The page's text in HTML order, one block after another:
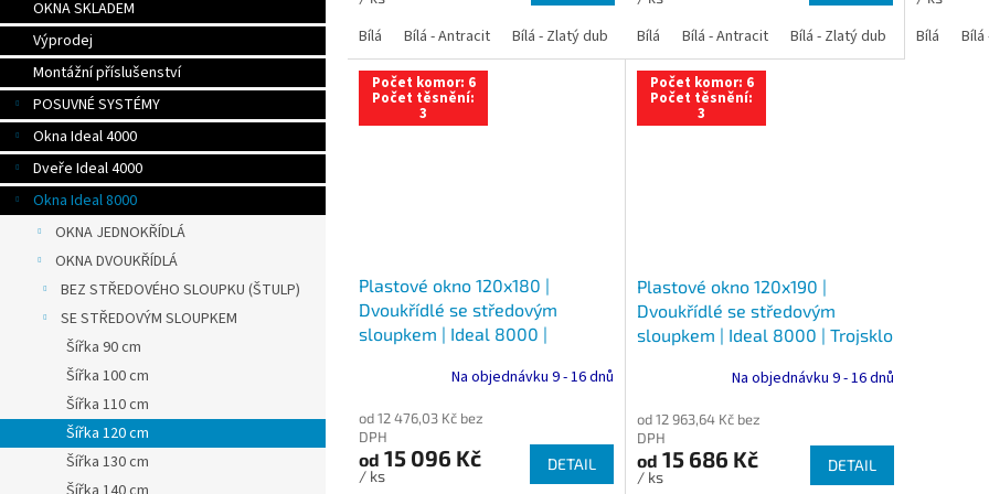
OKNA SKLADEM
Výprodej
Montážní příslušenství
POSUVNÉ SYSTÉMY
Okna Ideal 4000
Dveře Ideal 4000
Okna Ideal 8000
OKNA JEDNOKŘÍDLÁ
OKNA DVOUKŘÍDLÁ
BEZ STŘEDOVÉHO SLOUPKU (ŠTULP)
SE STŘEDOVÝM SLOUPKEM
Šířka 90 cm
Šířka 100 cm
Šířka 110 cm
Šířka 120 cm
Šířka 130 cm
Bílá Bílá - Antracit Bílá - Zlatý dub Bílá - Tmavý dub Bílá - Ořech Bílá - Mahagon
Bílá Bílá - Antracit Bílá - Zlatý dub Bílá -
Bílá
Počet komor: 6
Počet těsnění:
3
Plastové okno 120x180 |
Dvoukřídlé se středovým
sloupkem | Ideal 8000 |
Na objednávku 9 - 16 dnů
od 12 476,03 Kč bez
DPH
od 15 096 Kč
/ ks
DETAIL
Počet komor: 6
Počet těsnění:
3
Plastové okno 120x190 |
Dvoukřídlé se středovým
sloupkem | Ideal 8000 | Trojsklo
Na objednávku 9 - 16 dnů
od 12 963,64 Kč bez
DPH
od 15 686 Kč
/ ks
DETAIL